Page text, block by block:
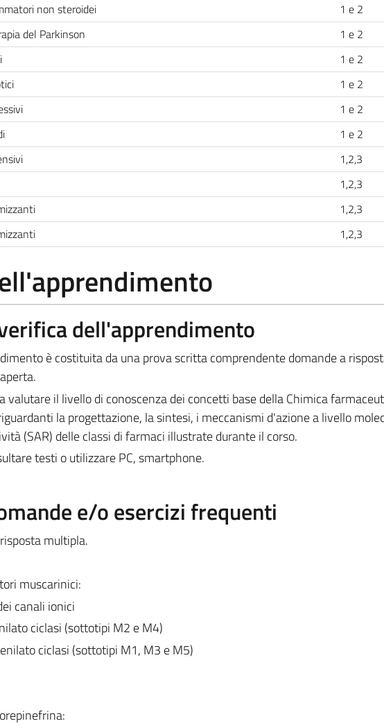
non steroidei
1 e 2
del Parkinson
1 e 2
1 e 2
1 e 2
1 e 2
1 e 2
1,2,3
1,2,3
1,2,3
1,2,3
dell'apprendimento
è costituita da una prova scritta comprendente domande a
valutare il livello di conoscenza dei concetti base della Chimica
la progettazione, la sintesi, i meccanismi d'azione a livello
(SAR) delle classi di farmaci illustrate durante il corso.
testi o utilizzare PC, smartphone.
e/o esercizi frequenti
multipla.
muscarinici:
canali ionici
ciclasi (sottotipi M2 e M4)
ciclasi (sottotipi M1, M3 e M5)